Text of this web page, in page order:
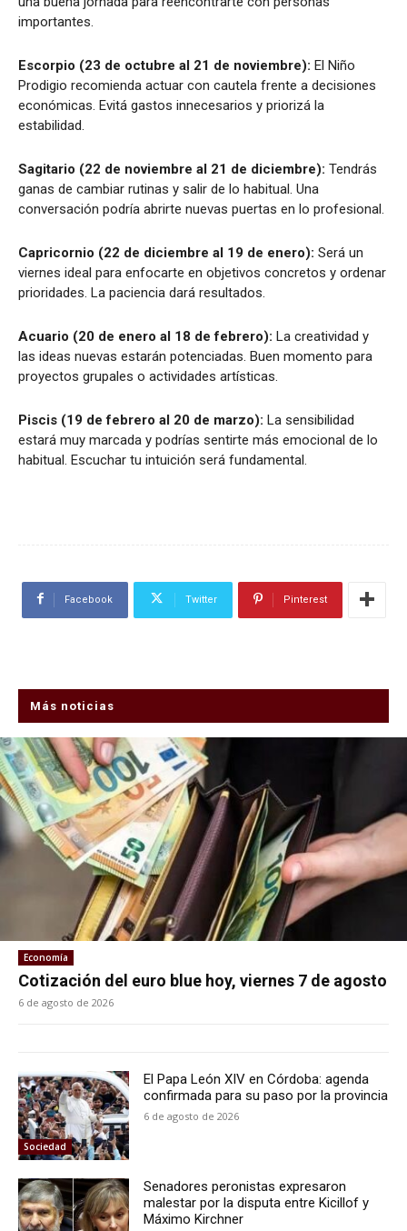
importantes.
Escorpio (23 de octubre al 21 de noviembre): El Niño
Prodigio recomienda actuar con cautela frente a decisiones
económicas. Evitá gastos innecesarios y priorizá la
estabilidad.
Sagitario (22 de noviembre al 21 de diciembre): Tendrás
ganas de cambiar rutinas y salir de lo habitual. Una
conversación podría abrirte nuevas puertas en lo profesional.
Capricornio (22 de diciembre al 19 de enero): Será un
viernes ideal para enfocarte en objetivos concretos y ordenar
prioridades. La paciencia dará resultados.
Acuario (20 de enero al 18 de febrero): La creatividad y
las ideas nuevas estarán potenciadas. Buen momento para
proyectos grupales o actividades artísticas.
Piscis (19 de febrero al 20 de marzo): La sensibilidad
estará muy marcada y podrías sentirte más emocional de lo
habitual. Escuchar tu intuición será fundamental.
Facebook Twitter Pinterest
Más noticias
Economía
Cotización del euro blue hoy, viernes 7 de agosto
6 de agosto de 2026
Sociedad
El Papa León XIV en Córdoba: agenda
confirmada para su paso por la provincia
6 de agosto de 2026
Senadores peronistas expresaron
malestar por la disputa entre Kicillof y
Máximo Kirchner